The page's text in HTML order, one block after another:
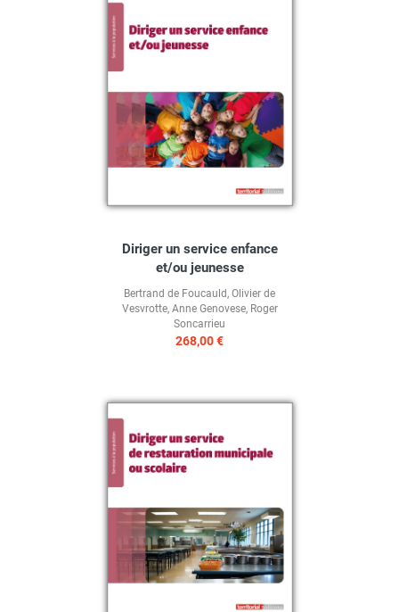
Diriger un service enfance
et/ou jeunesse
Bertrand de Foucauld, Olivier de
Vesvrotte, Anne Genovese, Roger
Soncarrieu
268,00 €